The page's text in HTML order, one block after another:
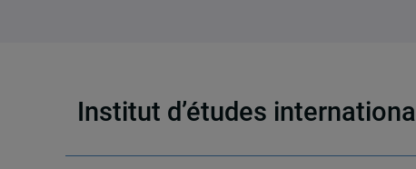
Institut d’études